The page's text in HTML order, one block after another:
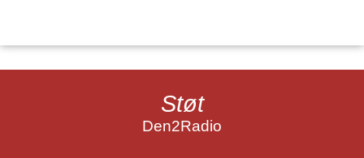
Støt
Den2Radio